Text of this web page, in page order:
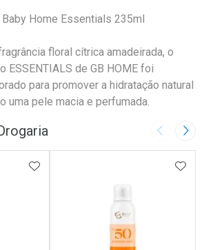
Baby Home Essentials 235ml
floral cítrica amadeirada, o
ESSENTIALS de GB HOME foi
para promover a hidratação natural
uma pele macia e perfumada.
Imagem
ADICIONAR AOS FAVORITOS